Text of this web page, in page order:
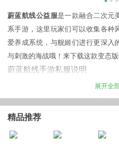
蔚蓝航线公益服是一款融合二次元
系手游，这里玩家们可以收集各种
爱养成系统，与舰姬们进行更深入
与刺激的海战哦！来下载这款变态版
蔚蓝航线手游私服说明
充值比例1:300，首次充值更可获得
购买大月卡立即获得9000晶核，30
新用户注册，等级到达一定等级，
送。
展开全
精品推荐